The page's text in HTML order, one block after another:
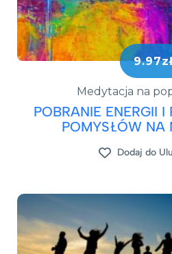
Medytacja na
POBRANIE ENERGII
POMYSŁÓW NA
Dodaj do